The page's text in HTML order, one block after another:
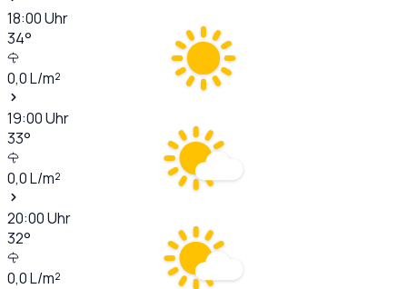
18:00Uhr
34°
0,0L/m²
19:00Uhr
33°
0,0L/m²
20:00Uhr
32°
0,0L/m²